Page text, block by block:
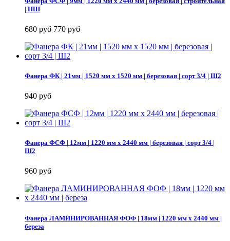
| НШ
680 руб 770 руб
Фанера ФК | 21мм | 1520 мм х 1520 мм | березовая | сорт 3/4 | Ш2
940 руб
Фанера ФСФ | 12мм | 1220 мм х 2440 мм | березовая | сорт 3/4 |
Ш2
960 руб
Фанера ЛАМИНИРОВАННАЯ ФОФ | 18мм | 1220 мм х 2440 мм |
береза